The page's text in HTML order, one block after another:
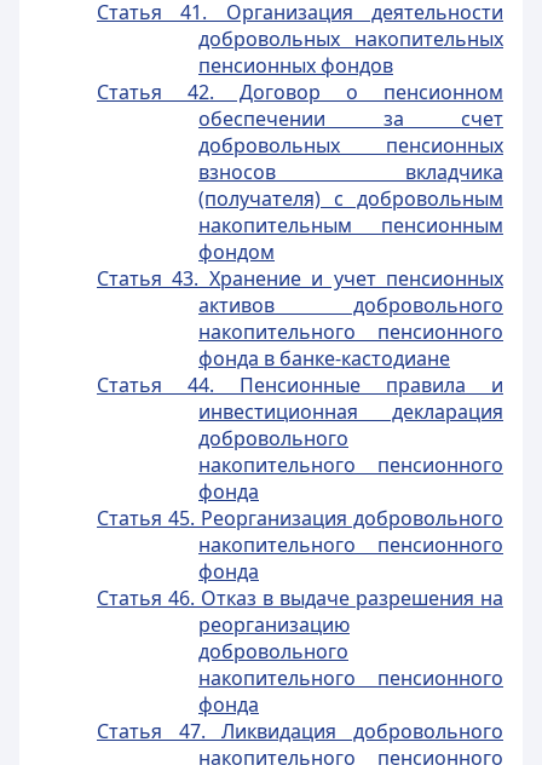
Статья 41. Организация деятельности
добровольных накопительных
пенсионных фондов
Статья 42. Договор о пенсионном
обеспечении за счет
добровольных пенсионных
взносов вкладчика
(получателя) с добровольным
накопительным пенсионным
фондом
Статья 43. Хранение и учет пенсионных
активов добровольного
накопительного пенсионного
фонда в банке-кастодиане
Статья 44. Пенсионные правила и
инвестиционная декларация
добровольного
накопительного пенсионного
фонда
Статья 45. Реорганизация добровольного
накопительного пенсионного
фонда
Статья 46. Отказ в выдаче разрешения на
реорганизацию
добровольного
накопительного пенсионного
фонда
Статья 47. Ликвидация добровольного
накопительного пенсионного